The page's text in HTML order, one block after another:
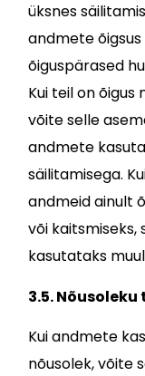
üksnes
andmete
õiguspärased
Kui teil on
võite selle
andmete
säilitamisega.
andmeid ainult
või kaitsmiseks,
kasutataks
3.5.
Kui andmete
nõusolek, võite